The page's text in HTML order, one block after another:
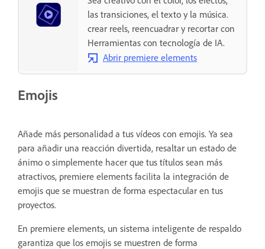
las transiciones, el texto y la música.
crear reels, reencuadrar y recortar con
Herramientas con tecnología de IA.
Abrir premiere elements
Emojis
Añade más personalidad a tus vídeos con emojis. Ya sea
para añadir una reacción divertida, resaltar un estado de
ánimo o simplemente hacer que tus títulos sean más
atractivos, premiere elements facilita la integración de
emojis que se muestran de forma espectacular en tus
proyectos.
En premiere elements, un sistema inteligente de respaldo
garantiza que los emojis se muestren de forma